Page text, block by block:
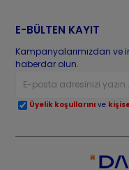
E-BÜLTEN KAYIT
Kampanyalarımızdan
haberdar olun.
Üyelik koşullarını ve